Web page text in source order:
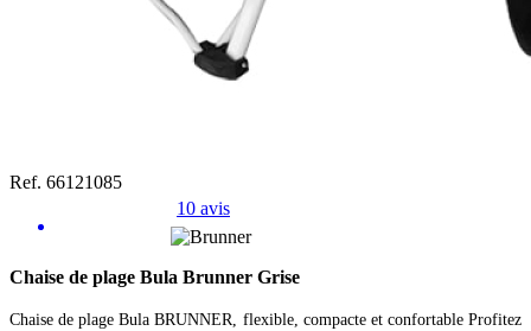
Ref. 66121085
10 avis
Chaise de plage Bula Brunner Grise
Chaise de plage Bula BRUNNER, flexible, compacte et confortable Profitez